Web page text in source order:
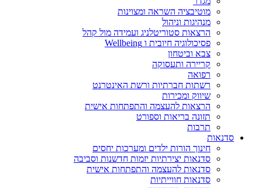
מוטיבציה השראה ומצוינות
מנהיגות וניהול
הרצאות סטוריטלניג ועמידה מול קהל
פסיכולוגיה חיובית ו Wellbeing
צבא וביטחון
קריירה ותעסוקה
רפואה
רשתות חברתיות ורשת האינטרנט
שיווק ומכירות
הרצאות להעצמה והתפתחות אישית
תזונה בריאות וספורט
תרבות
סדנאות
חינוך הורות ילדים ומערכות יחסים
סדנאות יצירתיות יזמות חדשנות וסביבה
סדנאות להעצמה והתפתחות אישית
סדנאות חווייתיות